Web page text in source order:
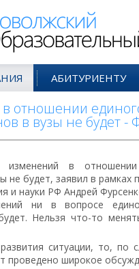
АБИТУРИЕНТУ
отношении
в вузы не будет -
в
не будет, заявил в рамках
и науки РФ Андрей
ни в вопросе
Нельзя что-то
ситуации, то, по
проведено широкое